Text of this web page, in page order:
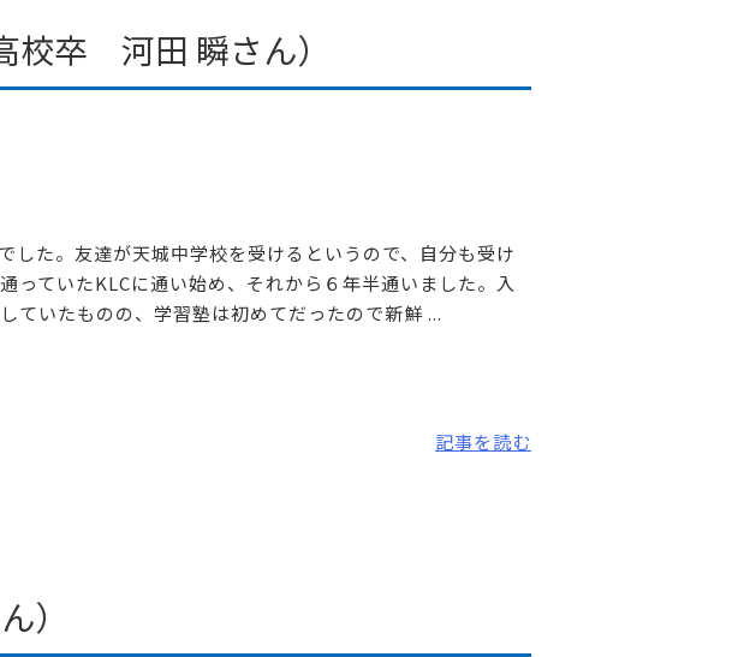
校卒 河田 瞬さん）
した。友達が天城中学校を受けるというので、自分も受け
っていたKLCに通い始め、それから６年半通いました。入
ていたものの、学習塾は初めてだったので新鮮 ...
記事を読む
）